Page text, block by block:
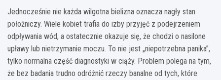
Jednocześnie nie każda wilgotna bielizna oznacza nagły stan
położniczy. Wiele kobiet trafia do izby przyjęć z podejrzeniem
odpływania wód, a ostatecznie okazuje się, że chodzi o nasilone
upławy lub nietrzymanie moczu. To nie jest „niepotrzebna panika”,
tylko normalna część diagnostyki w ciąży. Problem polega na tym,
że bez badania trudno odróżnić rzeczy banalne od tych, które